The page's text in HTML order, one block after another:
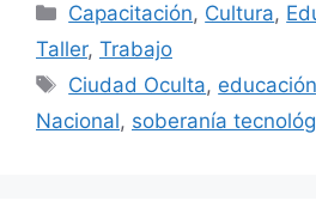
Capacitación, Cultura,
Taller, Trabajo
Ciudad Oculta,
Nacional, soberanía